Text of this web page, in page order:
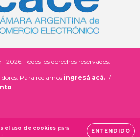
el uso de cookies para
ENTENDIDO
Todos los derechos reservados.
Para reclamos ingresá acá. /